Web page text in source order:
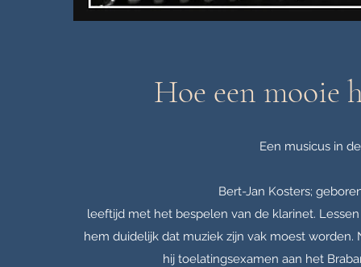
Hoe een mooie
Een musicus in
Bert-Jan Kosters;
leeftijd met het bespelen van de klarinet.
hem duidelijk dat muziek zijn vak moest
hij toelatingsexamen aan het